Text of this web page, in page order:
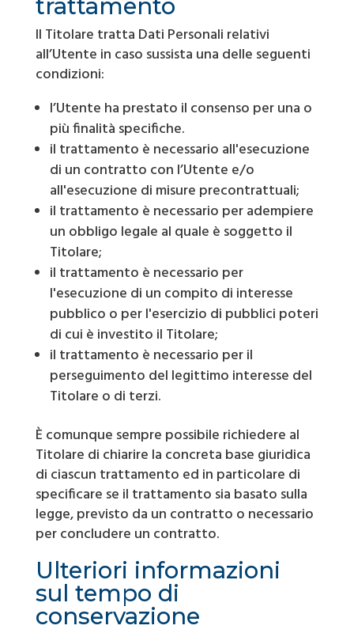
trattamento
Il Titolare tratta Dati Personali relativi
all’Utente in caso sussista una delle seguenti
condizioni:
l’Utente ha prestato il consenso per una o
più finalità specifiche.
il trattamento è necessario all'esecuzione
di un contratto con l’Utente e/o
all'esecuzione di misure precontrattuali;
il trattamento è necessario per adempiere
un obbligo legale al quale è soggetto il
Titolare;
il trattamento è necessario per
l'esecuzione di un compito di interesse
pubblico o per l'esercizio di pubblici poteri
di cui è investito il Titolare;
il trattamento è necessario per il
perseguimento del legittimo interesse del
Titolare o di terzi.
È comunque sempre possibile richiedere al
Titolare di chiarire la concreta base giuridica
di ciascun trattamento ed in particolare di
specificare se il trattamento sia basato sulla
legge, previsto da un contratto o necessario
per concludere un contratto.
Ulteriori informazioni
sul tempo di
conservazione